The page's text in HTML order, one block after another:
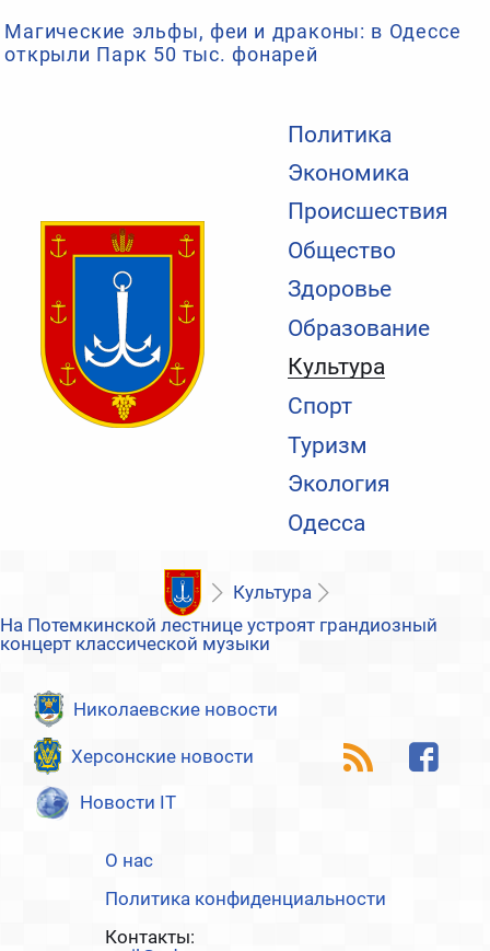
Политика
Экономика
Происшествия
Общество
Здоровье
Образование
Культура
Спорт
Туризм
Экология
Одесса
Магические эльфы, феи и драконы: в Одессе
открыли Парк 50 тыс. фонарей
Культура
На Потемкинской лестнице устроят грандиозный
концерт классической музыки
Николаевские новости
Херсонские новости
Новости IT
О нас
Политика конфиденциальности
Контакты: